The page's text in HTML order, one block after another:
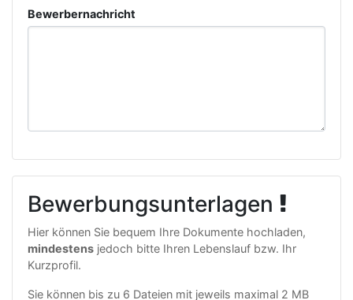
Bewerbernachricht
Bewerbungsunterlagen
Hier können Sie bequem Ihre Dokumente hochladen,
mindestens jedoch bitte Ihren Lebenslauf bzw. Ihr
Kurzprofil.
Sie können bis zu 6 Dateien mit jeweils maximal 2 MB